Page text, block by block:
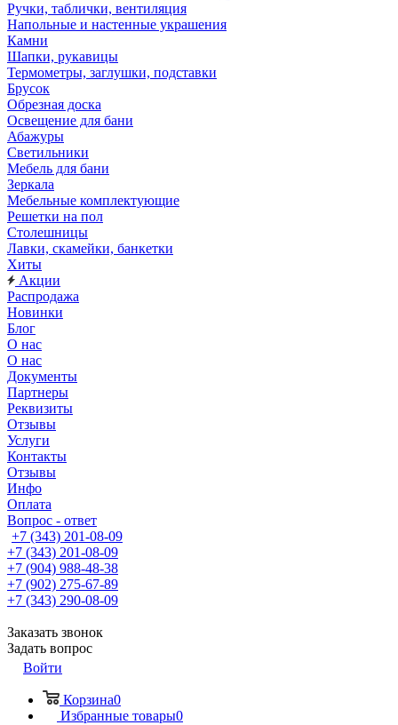
Ручки, таблички, вентиляция
Напольные и настенные украшения
Камни
Шапки, рукавицы
Термометры, заглушки, подставки
Брусок
Обрезная доска
Освещение для бани
Абажуры
Светильники
Мебель для бани
Зеркала
Мебельные комплектующие
Решетки на пол
Столешницы
Лавки, скамейки, банкетки
Хиты
Акции
Распродажа
Новинки
Блог
О нас
О нас
Документы
Партнеры
Реквизиты
Отзывы
Услуги
Контакты
Отзывы
Инфо
Оплата
Вопрос - ответ
+7 (343) 201-08-09
+7 (343) 201-08-09
+7 (904) 988-48-38
+7 (902) 275-67-89
+7 (343) 290-08-09
Заказать звонок
Задать вопрос
Войти
Корзина0
Избранные товары0